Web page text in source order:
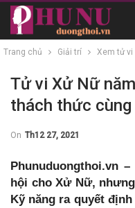
Trang chủ Giải trí Xem tử vi
Tử vi Xử Nữ
thách thức cùng
On Th12 27, 2021
Phunuduongthoi.vn
hội cho Xử Nữ,
Kỹ năng ra quyết